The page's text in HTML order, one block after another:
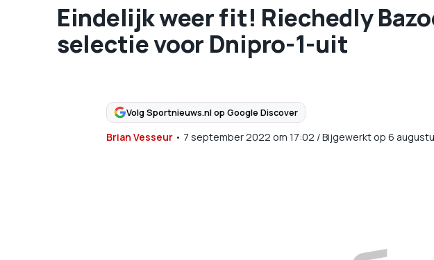
Eindelijk weer fit! Riechedly
selectie voor Dnipro-1-uit
Volg Sportnieuws.nl op Google Discover
Brian Vesseur• 7 september 2022 om 17:02 /Bijgewerkt op 6